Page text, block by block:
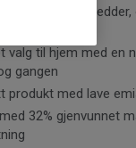
100 cm
at mønsteret skal
dermed hvor mye
og 4 meters
valg til hjem med en
gangen
produkt med lave
32% gjenvunnet